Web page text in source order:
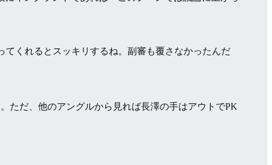
くれるとスッキリするね。副審も覆さなかったんだ
ただ、他のアングルから見れば長澤の手はアウトでPK